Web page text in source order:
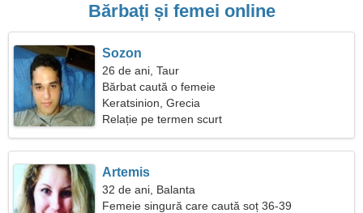
Bărbați și femei online
Sozon
26 de ani, Taur
Bărbat caută o femeie
Keratsinion, Grecia
Relație pe termen scurt
Artemis
32 de ani, Balanta
Femeie singură care caută soț 36-39